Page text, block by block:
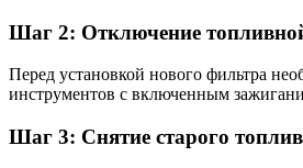
Шаг 2: Отключение
Перед установкой нового фильтра
инструментов с включенным
Шаг 3: Снятие старого